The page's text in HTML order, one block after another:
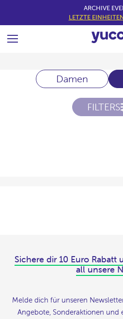
ARCHIVE
LETZTE
Damen
FILTERS
Sichere dir 10 Euro Rabatt
all unsere
Melde dich für unseren
Angebote, Sonderaktionen und